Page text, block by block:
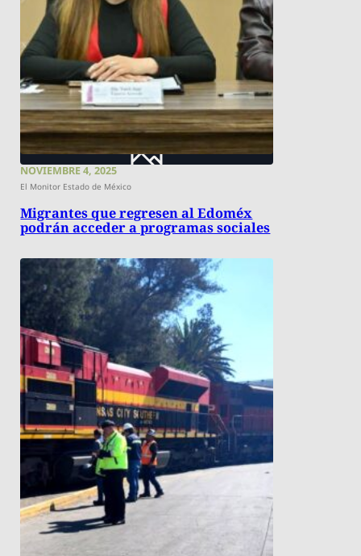
NOVIEMBRE 4, 2025
El Monitor Estado de México
Migrantes que regresen al Edoméx
podrán acceder a programas sociales